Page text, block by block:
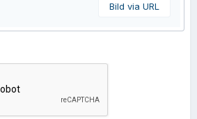
Bild via URL